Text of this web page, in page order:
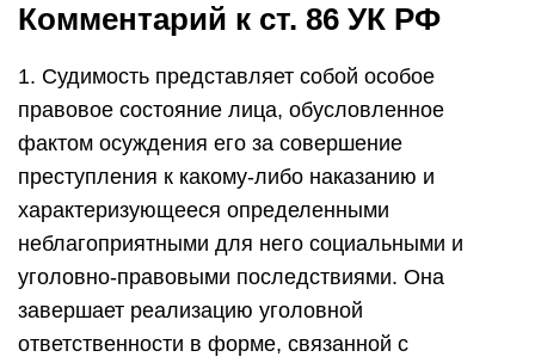
Комментарий к ст. 86 УК РФ
1. Судимость представляет собой особое
правовое состояние лица, обусловленное
фактом осуждения его за совершение
преступления к какому-либо наказанию и
характеризующееся определенными
неблагоприятными для него социальными и
уголовно-правовыми последствиями. Она
завершает реализацию уголовной
ответственности в форме, связанной с